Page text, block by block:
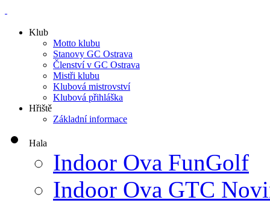
Klub
Motto klubu
Stanovy GC Ostrava
Členství v GC Ostrava
Mistři klubu
Klubová mistrovství
Klubová přihláška
Hřiště
Základní informace
Hala
Indoor Ova FunGolf
Indoor Ova GTC